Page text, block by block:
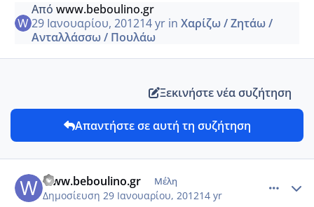
Από www.beboulino.gr
29 Ιανουαρίου, 201214 yrin Χαρίζω / Ζητάω /
Ανταλλάσσω / Πουλάω
Ξεκινήστε νέα συζήτηση
Απαντήστε σε αυτή τη συζήτηση
www.beboulino.gr Μέλη
Δημοσίευση 29 Ιανουαρίου, 201214 yr